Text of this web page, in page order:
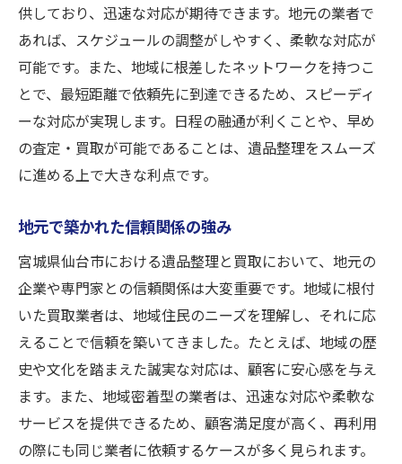
供しており、迅速な対応が期待できます。地元の業者で
あれば、スケジュールの調整がしやすく、柔軟な対応が
可能です。また、地域に根差したネットワークを持つこ
とで、最短距離で依頼先に到達できるため、スピーディ
ーな対応が実現します。日程の融通が利くことや、早め
の査定・買取が可能であることは、遺品整理をスムーズ
に進める上で大きな利点です。
地元で築かれた信頼関係の強み
宮城県仙台市における遺品整理と買取において、地元の
企業や専門家との信頼関係は大変重要です。地域に根付
いた買取業者は、地域住民のニーズを理解し、それに応
えることで信頼を築いてきました。たとえば、地域の歴
史や文化を踏まえた誠実な対応は、顧客に安心感を与え
ます。また、地域密着型の業者は、迅速な対応や柔軟な
サービスを提供できるため、顧客満足度が高く、再利用
の際にも同じ業者に依頼するケースが多く見られます。